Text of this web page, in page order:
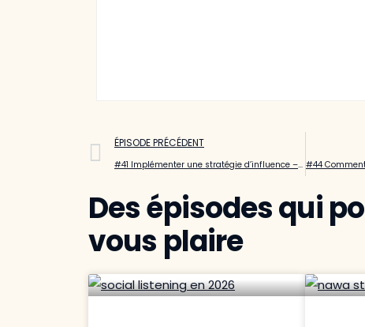
ÉPISODE PRÉCÉDENT
#41 Implémenter une stratégie d’influence – Céleste Durante – Leboncoin
Des épisodes qui
vous plaire